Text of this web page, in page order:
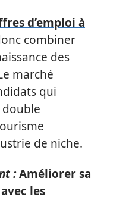
d’emploi à
combiner
des
marché
qui
de niche.
:Améliorer sa
les